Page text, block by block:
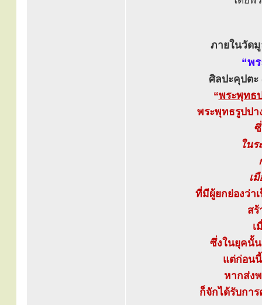
ภายในวัด
“พ
ศิลปะคุปตะ
“พระพุทธ
พระพุทธรูปป
ใน
เ
ที่มีผู้ยกย่องว่า
ส
เ
ซึ่งในยุคนั้
แต่ก่อน
หากส่ง
ก็จักได้รับกา